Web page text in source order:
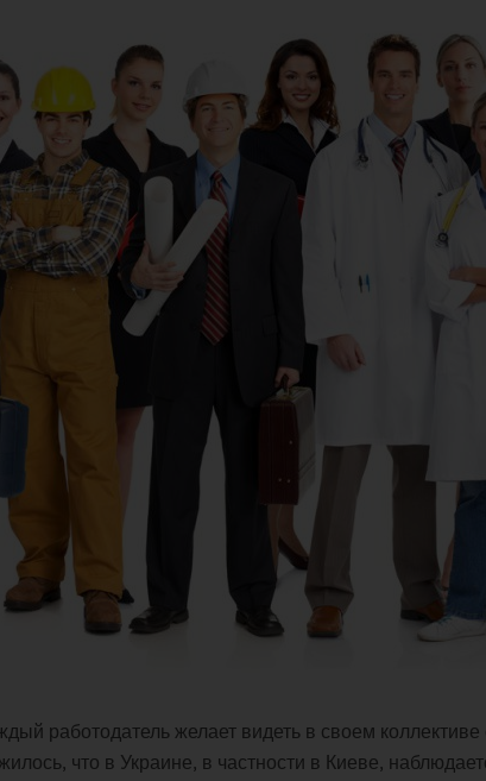
работодатель желает видеть в своем
что в Украине, в частности в Киеве,